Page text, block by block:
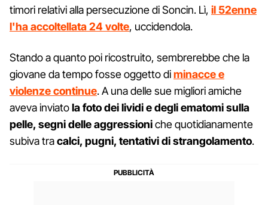
timori relativi alla persecuzione di Soncin. Lì, il 52enne
l'ha accoltellata 24 volte, uccidendola.
Stando a quanto poi ricostruito, sembrerebbe che la
giovane da tempo fosse oggetto diminacce e
violenze continue. A una delle sue migliori amiche
aveva inviatola foto dei lividi e degli ematomi sulla
pelle, segni delle aggressioniche quotidianamente
subiva tracalci, pugni, tentativi di strangolamento.